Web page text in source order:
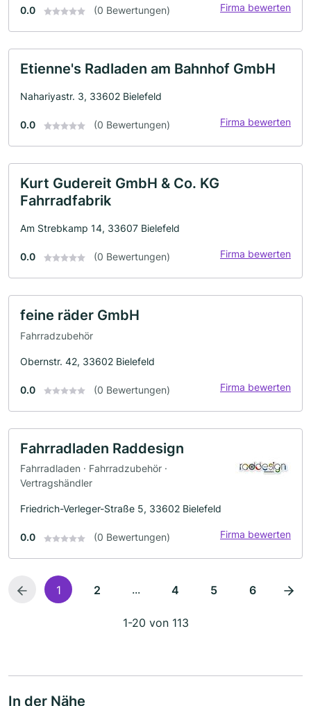
0.0 (0 Bewertungen) Firma bewerten
Etienne's Radladen am Bahnhof GmbH
Nahariyastr. 3, 33602 Bielefeld
0.0 (0 Bewertungen) Firma bewerten
Kurt Gudereit GmbH & Co. KG
Fahrradfabrik
Am Strebkamp 14, 33607 Bielefeld
0.0 (0 Bewertungen) Firma bewerten
feine räder GmbH
Fahrradzubehör
Obernstr. 42, 33602 Bielefeld
0.0 (0 Bewertungen) Firma bewerten
Fahrradladen Raddesign
Fahrradladen · Fahrradzubehör ·
Vertragshändler
Friedrich-Verleger-Straße 5, 33602 Bielefeld
0.0 (0 Bewertungen) Firma bewerten
1 2 ... 4 5 6
1-20 von 113
In der Nähe